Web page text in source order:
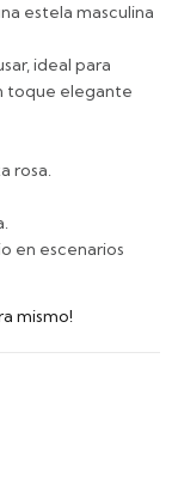
estela masculina
ideal para
toque elegante
rosa.
en escenarios
mismo!